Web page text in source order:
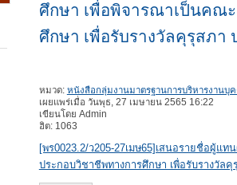
ศึกษา เพื่อพิจารณาเป็นคณ
ศึกษา เพื่อรับรางวัลคุรุสภา
หมวด: หนังสือกลุ่มงานมาตรฐานการบริหารงานบุ
เผยแพร่เมื่อ วันพุธ, 27 เมษายน 2565 16:22
เขียนโดย Admin
ฮิต: 1063
[พร0023.2/ว205-27เมษ65]เสนอรายชื่อผู้แ
ประกอบวิชาชีพทางการศึกษา เพื่อรับรางวัลคุ